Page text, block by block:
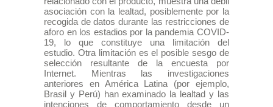
asociación con la lealtad, posiblemente por la
recogida de datos durante las restricciones de
aforo en los estadios por la pandemia COVID-
19, lo que constituye una limitación del
estudio. Otra limitación es el posible sesgo de
selección resultante de la encuesta por
Internet. Mientras las investigaciones
anteriores en América Latina (por ejemplo,
Brasil y Perú) han examinado la lealtad y las
intenciones de comportamiento desde un